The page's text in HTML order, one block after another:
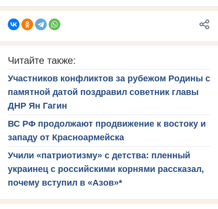
Читайте также:
Участников конфликтов за рубежом Родины с
памятной датой поздравил советник главы
ДНР Ян Гагин
ВС РФ продолжают продвижение к востоку и
западу от Красноармейска
Учили «патриотизму» с детства: пленный
украинец с российскими корнями рассказал,
почему вступил в «Азов»*